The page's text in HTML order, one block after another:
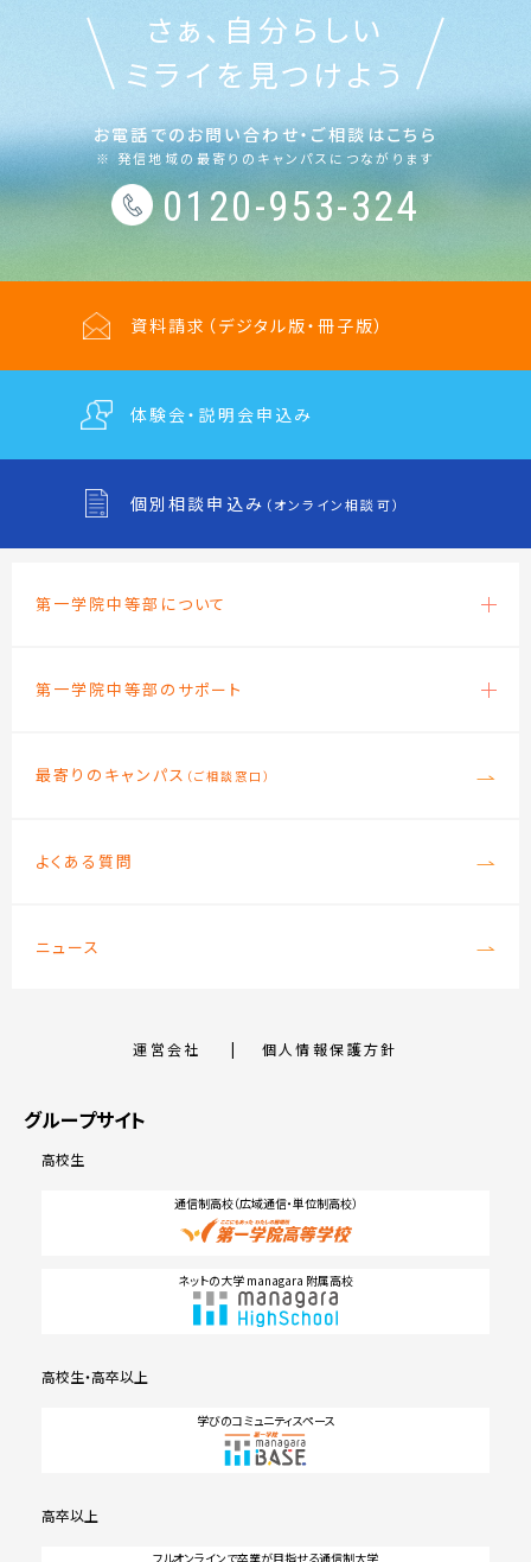
さぁ、自分らしい
ミライを見つけよう
お電話でのお問い合わせ・ご相談はこちら
※ 発信地域の最寄りのキャンパスにつながります
0120-953-324
資料請求 （デジタル版・冊子版）
体験会・説明会申込み
個別相談申込み （オンライン相談可）
第一学院中等部について
第一学院中等部のサポート
最寄りのキャンパス （ご相談窓口）
よくある質問
ニュース
運営会社 個人情報保護方針
グループサイト
高校生
通信制高校（広域通信・単位制高校）
ネットの大学 managara 附属高校
高校生・高卒以上
学びのコミュニティスペース
高卒以上
フルオンラインで卒業が目指せる通信制大学